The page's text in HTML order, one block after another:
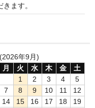
ﾞﾙ）
･ﾄﾞｯｸ･ﾙｰｼｮﾝ
）
ます。
年9月)
月 火 水 木 金
土
1
2 3 4
5
7 8 9 10 11
12
14 15 16 17 18
19